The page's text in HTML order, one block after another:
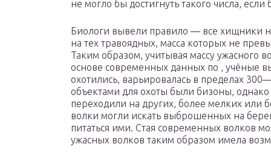
не могло бы достигнуть такого числа,
Биологи вывели правило — все хищники
на тех травоядных, масса которых не
Таким образом, учитывая массу ужасного
основе современных данных по , учёные
охотились, варьировалась в пределах
объектами для охоты были бизоны,
переходили на других, более мелких или
волки могли искать выброшенных на
питаться ими. Стая современных волков
ужасных волков таким образом имела